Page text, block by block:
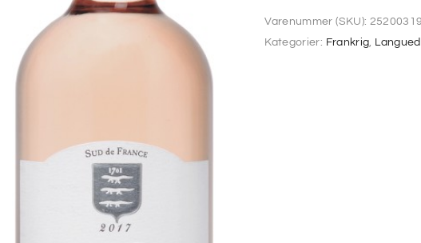
Varenummer (SKU):
Kategorier: Frankrig,